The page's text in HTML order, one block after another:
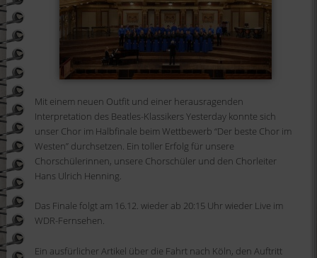
Mit einem neuen Outfit und einer herausragenden
Interpretation des Beatles-Klassikers Yesterday konnte sich
unser Chor im Halbfinale beim Wettbewerb “Der beste Chor im
Westen” durchsetzen. Ein toller Erfolg für unsere
Chorschülerinnen, unsere Chorschüler und den Chorleiter
Hans Ulrich Henning.
Das Finale folgt am 16.12. wieder ab 20:15 Uhr wieder Live im
WDR-Fernsehen.
Ein ausfürlicher Artikel über die Fahrt nach Köln, den Auftritt